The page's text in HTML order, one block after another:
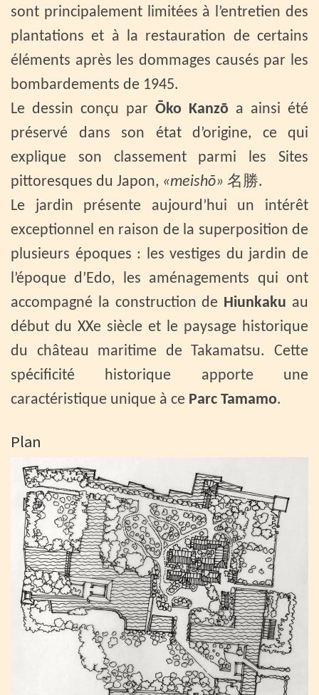
sont principalement limitées à l’entretien des
plantations et à la restauration de certains
éléments après les dommages causés par les
bombardements de 1945.
Le dessin conçu par Ōko Kanzō a ainsi été
préservé dans son état d’origine, ce qui
explique son classement parmi les Sites
pittoresques du Japon, «meishō» 名勝.
Le jardin présente aujourd’hui un intérêt
exceptionnel en raison de la superposition de
plusieurs époques : les vestiges du jardin de
l’époque d’Edo, les aménagements qui ont
accompagné la construction de Hiunkaku au
début du XXe siècle et le paysage historique
du château maritime de Takamatsu. Cette
spécificité historique apporte une
caractéristique unique à ce Parc Tamamo.
Plan